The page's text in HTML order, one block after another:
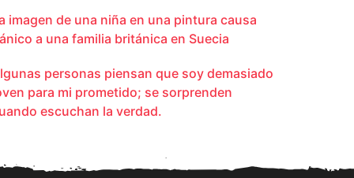
imagen de una niña en una pintura causa
a una familia británica en Suecia
personas piensan que soy demasiado
para mi prometido; se sorprenden
escuchan la verdad.